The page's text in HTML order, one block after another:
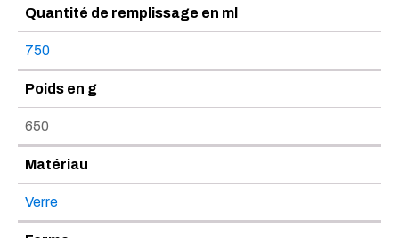
Quantité de remplissage en ml
750
Poids en g
650
Matériau
Verre